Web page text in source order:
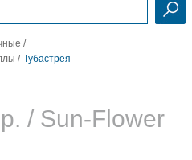
/
/ Тубастрея
/ Sun-Flower